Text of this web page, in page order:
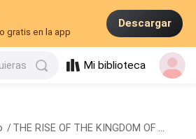
gratis en la app
Descargar
Mi biblioteca
/THE RISE OF THE KINGDOM OF THE SUN